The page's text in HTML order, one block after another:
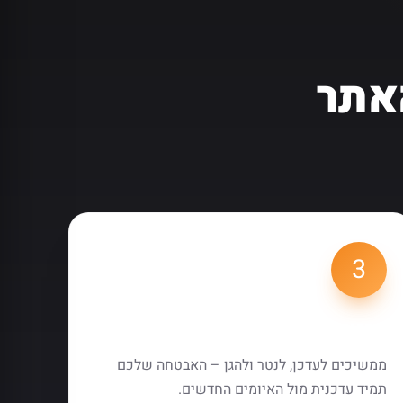
3
ממשיכים לעדכן, לנטר ולהגן – האבטחה שלכם
תמיד עדכנית מול האיומים החדשים.